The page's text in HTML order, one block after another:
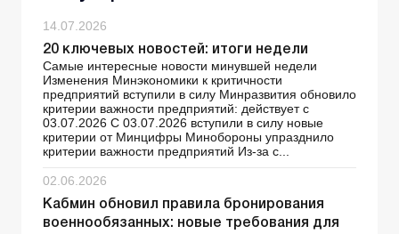
14.07.2026
20 ключевых новостей: итоги недели
Самые интересные новости минувшей недели
Изменения Минэкономики к критичности
предприятий вступили в силу Минразвития обновило
критерии важности предприятий: действует с
03.07.2026 С 03.07.2026 вступили в силу новые
критерии от Минцифры Минобороны упразднило
критерии важности предприятий Из-за с...
02.06.2026
Кабмин обновил правила бронирования
военнообязанных: новые требования для